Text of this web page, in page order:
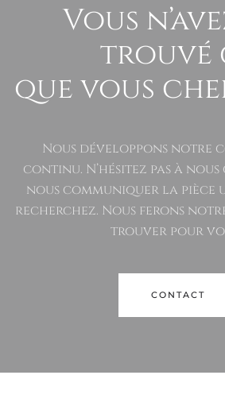
Vous
trouvé
que vous
Nous développons notre
continu. N’hésitez pas à
nous communiquer la pièce
recherchez. Nous ferons
trouver pour
CONTACT